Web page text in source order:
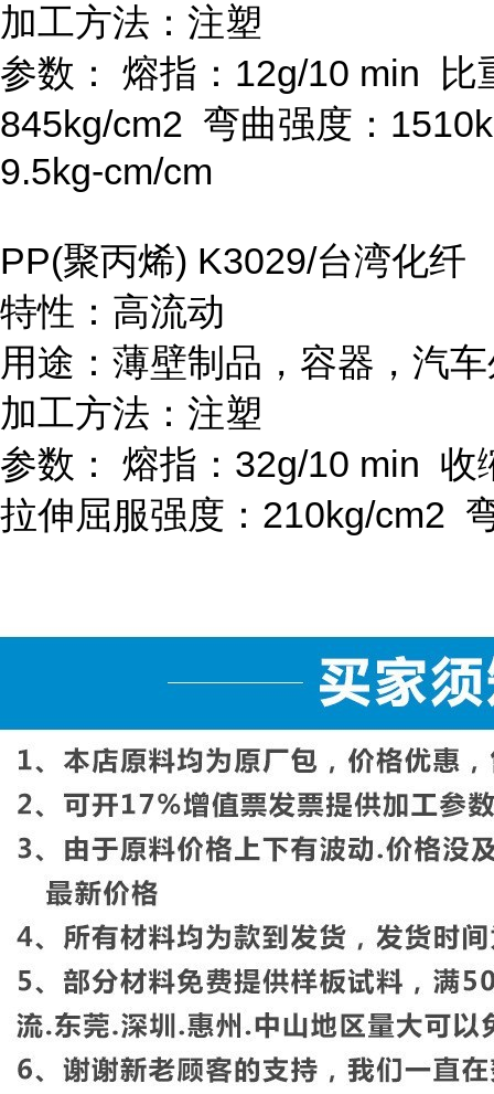
加工方法：注塑
参数：
熔指： 12g/10 min
比
845kg/cm2 弯曲强度：
9.5kg-cm/cm
PP(聚丙烯) K3029/台湾化纤
特性：高流动
用途：薄壁制品，容器，汽
加工方法：注塑
参数：
熔指： 32g/10 min 收
拉伸屈服强度： 210kg/cm2